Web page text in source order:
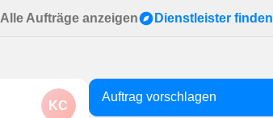
Alle Aufträge anzeigen Dienstleister finden
KC
Auftrag vorschlagen